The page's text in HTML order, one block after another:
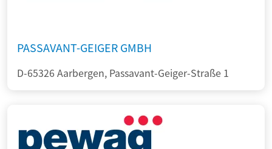
PASSAVANT-GEIGER GMBH
D-65326 Aarbergen, Passavant-Geiger-Straße 1